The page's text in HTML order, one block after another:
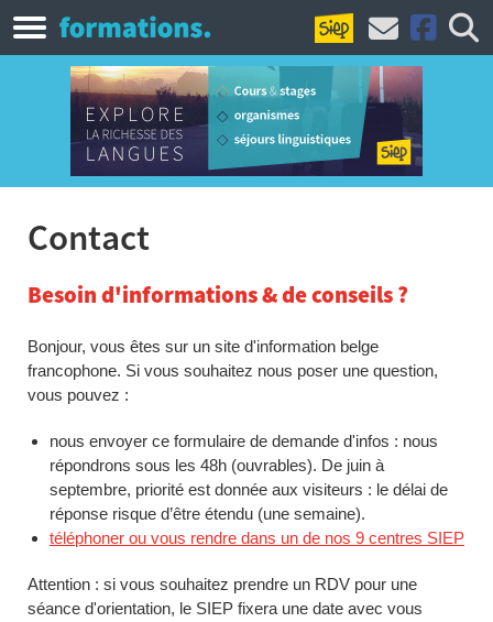
Contact
Besoin d'informations & de conseils ?
Bonjour, vous êtes sur un site d'information belge
francophone. Si vous souhaitez nous poser une question,
vous pouvez :
nous envoyer ce formulaire de demande d'infos : nous
répondrons sous les 48h (ouvrables). De juin à
septembre, priorité est donnée aux visiteurs : le délai de
réponse risque d’être étendu (une semaine).
téléphoner ou vous rendre dans un de nos 9 centres SIEP
Attention : si vous souhaitez prendre un RDV pour une
séance d'orientation, le SIEP fixera une date avec vous